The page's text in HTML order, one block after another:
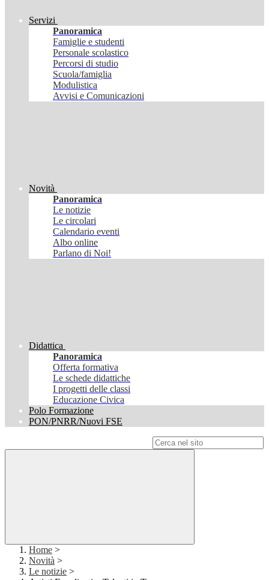
Servizi
Panoramica
Famiglie e studenti
Personale scolastico
Percorsi di studio
Scuola/famiglia
Modulistica
Avvisi e Comunicazioni
Novità
Panoramica
Le notizie
Le circolari
Calendario eventi
Albo online
Parlano di Noi!
Didattica
Panoramica
Offerta formativa
Le schede didattiche
I progetti delle classi
Educazione Civica
Polo Formazione
PON/PNRR/Nuovi FSE
Home >
Novità >
Le notizie >